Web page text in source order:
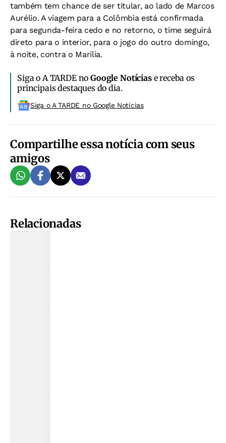
também tem chance de ser titular, ao lado de Marcos
Aurélio. A viagem para a Colômbia está confirmada
para segunda-feira cedo e no retorno, o time seguirá
direto para o interior, para o jogo do outro domingo,
à noite, contra o Marília.
Siga o A TARDE noGoogle Notíciase receba os
principais destaques do dia.
Siga o A TARDE no Google Noticias
Compartilhe essa notícia com seus
amigos
Relacionadas